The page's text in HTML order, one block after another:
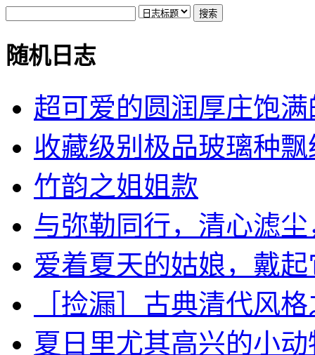
随机日志
超可爱的圆润厚庄饱满
收藏级别极品玻璃种飘
竹韵之姐姐款
与弥勒同行，清心滤尘
爱着夏天的姑娘，戴起
［捡漏］古典清代风
夏日里尤其高兴的小动